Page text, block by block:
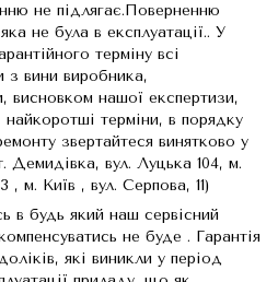
не підлягає.Поверненню
не була в експлуатації.. У
терміну всі
з вини виробника,
висновком нашої експертизи,
терміни, в порядку
звертайтеся винятково у
Демидівка, вул. Луцька 104, м.
, м. Київ , вул. Серпова, 11)
в будь який наш сервісний
не буде . Гарантія
які виникли у період